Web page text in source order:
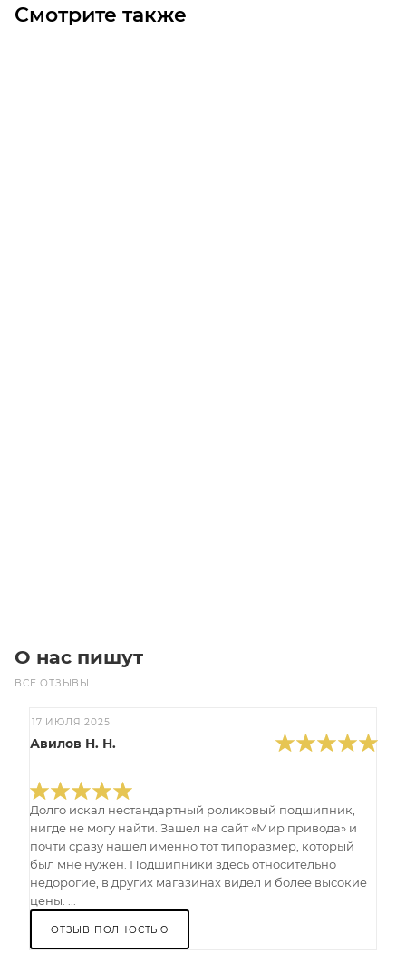
Смотрите также
О нас пишут
ВСЕ ОТЗЫВЫ
17 ИЮЛЯ 2025
Авилов Н. Н.
Долго искал нестандартный роликовый подшипник,
нигде не могу найти. Зашел на сайт «Мир привода» и
почти сразу нашел именно тот типоразмер, который
был мне нужен. Подшипники здесь относительно
недорогие, в других магазинах видел и более высокие
цены. ...
ОТЗЫВ ПОЛНОСТЬЮ